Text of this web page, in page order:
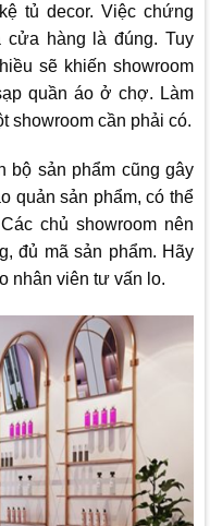
tủ decor. Việc chứng
cửa hàng là đúng. Tuy
sẽ khiến showroom
quần áo ở chợ. Làm
showroom cần phải có.
bộ sản phẩm cũng gây
quản sản phẩm, có thể
chủ showroom nên
đủ mã sản phẩm. Hãy
nhân viên tư vấn lo.